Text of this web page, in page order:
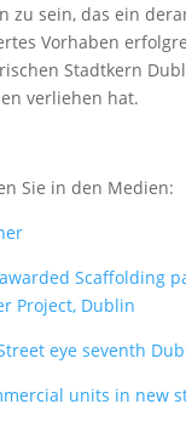
zu sein, das ein
Vorhaben
Stadtkern
verliehen hat.
Sie in den Medien:
Scaffolding
Project, Dublin
eye seventh
units in new